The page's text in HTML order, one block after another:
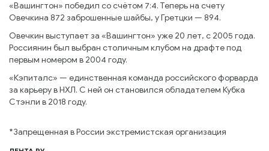
«Вашингтон» победил со счётом 7:4. Теперь на счету
Овечкина 872 заброшенные шайбы, у Гретцки — 894.
Овечкин выступает за «Вашингтон» уже 20 лет, с 2005 года.
Россиянин был выбран столичным клубом на драфте под
первым номером в 2004 году.
«Кэпиталс» — единственная команда российского форварда
за карьеру в НХЛ. С ней он становился обладателем Кубка
Стэнли в 2018 году.
*Запрещенная в России экстремистская организация